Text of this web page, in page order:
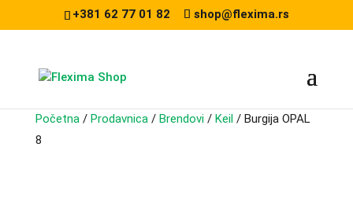
+381 62 77 01 82 shop@flexima.rs
Početna/ Prodavnica/ Brendovi/ Keil/ Burgija OPAL
8